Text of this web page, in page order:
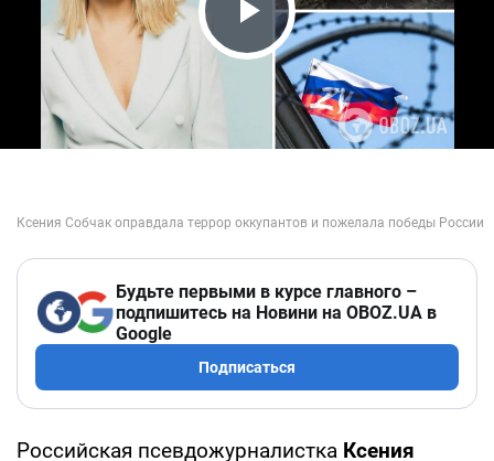
Play Video
Будьте первыми в курсе главного –
подпишитесь на Новини на OBOZ.UA в
Google
Подписаться
Российская псевдожурналистка Ксения